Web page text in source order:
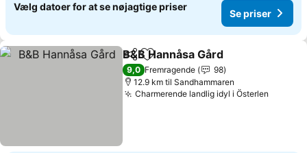
Vælg datoer for at se nøjagtige priser
Se priser
Del Føj til favoritter
B&B Hannåsa Gård
9,0 Fremragende
98
12.9 km til Sandhammaren
Charmerende landlig idyl i Österlen